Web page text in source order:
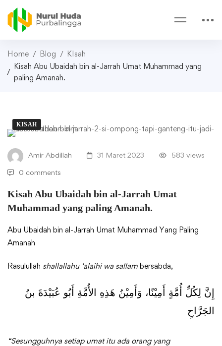
Home Blog
KIsah
Kisah Abu Ubaidah bin al-Jarrah Umat Muhammad yang
paling Amanah.
Kisah
Abu
bin
al-
Jarrah
Umat
Muhammad
paling
KISAH
Amir Abdillah 31 Maret 2023 583 views
0 comments
Kisah Abu Ubaidah bin al-Jarrah Umat
Muhammad yang paling Amanah.
Abu Ubaidah bin al-Jarrah Umat Muhammad Yang Paling
Amanah
Rasulullah shallallahu ‘alaihi wa sallam bersabda,
إِنَّ لِكُلِّ أُمَّةٍ أَمِيْنًا، وَأَمِيْنُ هَذِهِ الأُمَّةِ أَبُو عُبَيْدَةَ بنُ
الجَرَّاحِ
“Sesungguhnya setiap umat itu ada orang yang